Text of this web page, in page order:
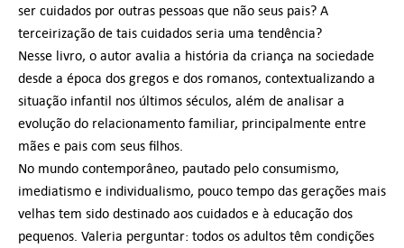
ser cuidados por outras pessoas que não seus pais? A
terceirização de tais cuidados seria uma tendência?
Nesse livro, o autor avalia a história da criança na sociedade
desde a época dos gregos e dos romanos, contextualizando a
situação infantil nos últimos séculos, além de analisar a
evolução do relacionamento familiar, principalmente entre
mães e pais com seus filhos.
No mundo contemporâneo, pautado pelo consumismo,
imediatismo e individualismo, pouco tempo das gerações mais
velhas tem sido destinado aos cuidados e à educação dos
pequenos. Valeria perguntar: todos os adultos têm condições